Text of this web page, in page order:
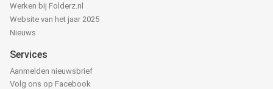
Werken bij Folderz.nl
Website van het jaar 2025
Nieuws
Services
Aanmelden nieuwsbrief
Volg ons op Facebook